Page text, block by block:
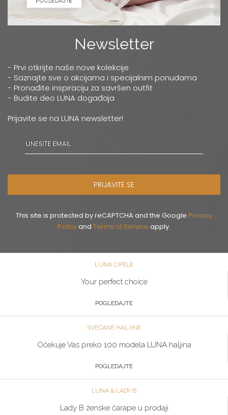
Newsletter
- Prvi otkrijte naše nove kolekcije
- Saznajte sve o akcijama i specijalnim ponudama
- Pronađite inspiraciju za savršen outfit
- Budite deo LUNA događaja
Prijavite se na LUNA newsletter!
PRIJAVITE SE
This site is protected by reCAPTCHA and the Google Privacy
Policyand Terms of Service apply.
LUNA CIPELE
Your perfect choice
POGLEDAJTE
SVEČANE HALJINE
Očekuje Vas preko 100 modela LUNA haljina
POGLEDAJTE
LUNA & LADY B
Lady B ženske čarape u prodaji